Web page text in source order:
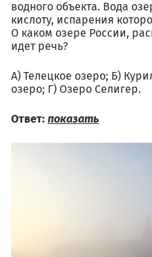
водного объекта. Вода
кислоту, испарения
О каком озере России,
идет речь?
А) Телецкое озеро; Б)
озеро; Г) Озеро Селигер.
Ответ: показать